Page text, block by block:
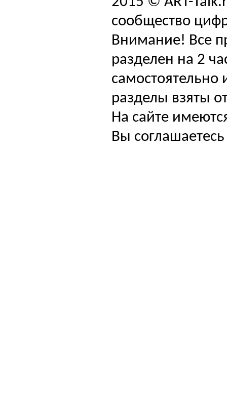
сообщество
Внимание! Все
разделен на 2
самостоятельно
разделы взяты
На сайте
Вы